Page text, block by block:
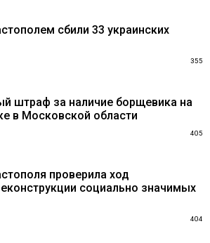
сбили 33 украинских
355
штраф за наличие борщевика на
в Московской области
405
проверила ход
социально значимых
404